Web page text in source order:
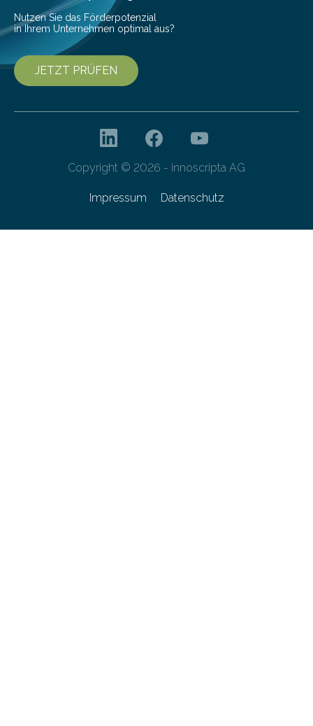
Nutzen Sie das Förderpotenzial
in Ihrem Unternehmen optimal aus?
JETZT PRÜFEN
Copyright © 2026 - innoscripta AG
Impressum Datenschutz